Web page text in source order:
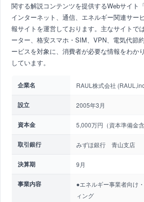
関する解説コンテンツを提供するWebサイト
インターネット、通信、エネルギー関連サー
報サイトを運営しております。主なサイトで
ーター、格安スマホ・SIM、VPN、電気代節
ービスを対象に、消費者が必要な情報をわか
しています。
企業名 RAUL株式会社
設立 2005年3月
資本金 5,000万円（資本準備金含
取引銀行 みずほ銀行 青山支店
決算期 9月
事業内容
●エネルギー事業者向け
ィング